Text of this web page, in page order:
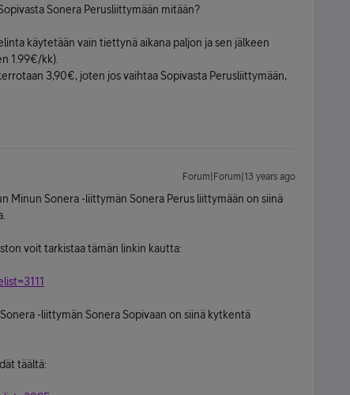
Sonera Perusliittymään mitään?
käytetään vain tiettynä aikana paljon ja sen jälkeen
1.99€/kk).
3,90€, joten jos vaihtaa Sopivasta Perusliittymään,
Forum|Forum|13 years ago
Minun Sonera -liittymän Sonera Perus liittymään on siinä
voit tarkistaa tämän linkin kautta:
-liittymän Sonera Sopivaan on siinä kytkentä
täältä: